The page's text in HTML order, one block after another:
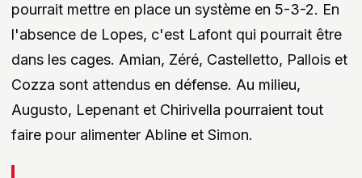
pourrait mettre en place un système en 5-3-2. En
l'absence de Lopes, c'est Lafont qui pourrait être
dans les cages. Amian, Zéré, Castelletto, Pallois et
Cozza sont attendus en défense. Au milieu,
Augusto, Lepenant et Chirivella pourraient tout
faire pour alimenter Abline et Simon.